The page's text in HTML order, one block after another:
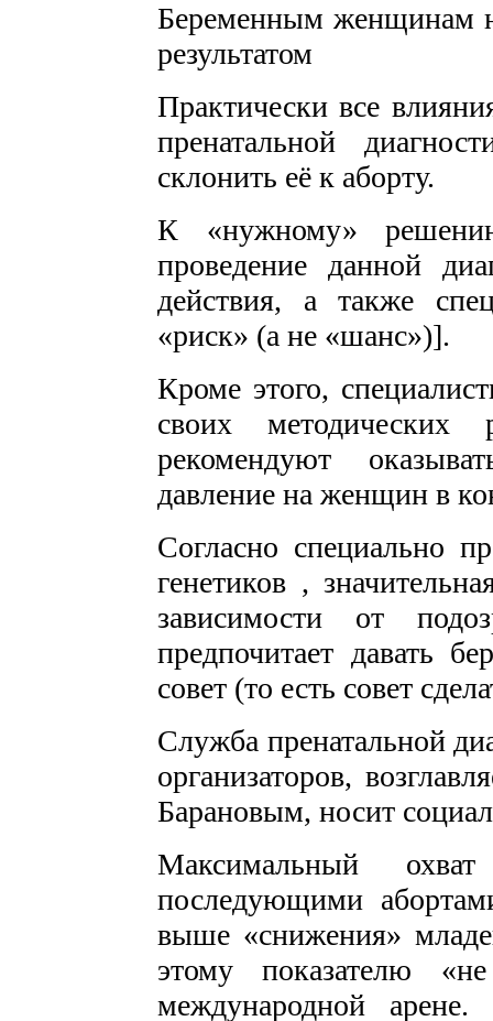
Беременным женщинам
результатом
Практически все
пренатальной
склонить её к аборту.
К «нужному»
проведение данной
действия, а также
«риск» (а не «шанс»)].
Кроме этого,
своих методических
рекомендуют
давление на женщин в
Согласно специально
генетиков ,
зависимости от
предпочитает давать
совет (то есть совет
Служба пренатальной
организаторов,
Барановым, носит
Максимальный
последующими
выше «снижения»
этому показателю
международной